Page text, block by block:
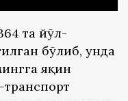
та йўл-
бўлиб, унда
яқин
транспорт